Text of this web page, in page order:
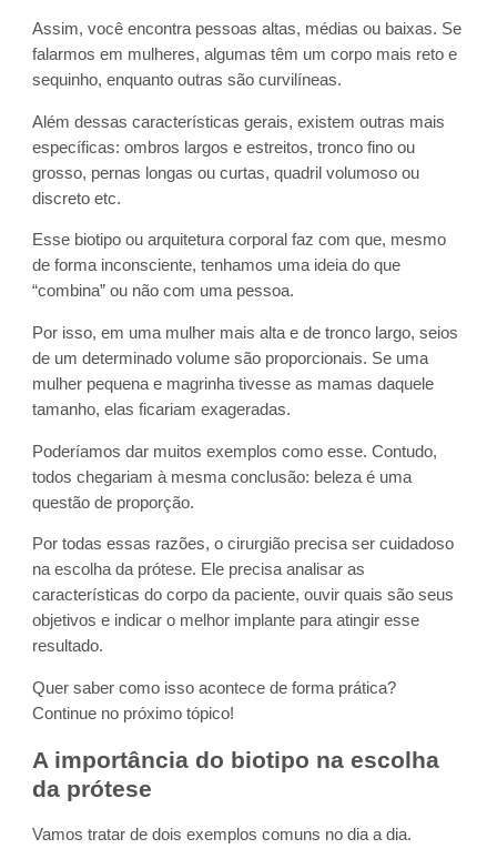
Assim, você encontra pessoas altas, médias ou baixas. Se
falarmos em mulheres, algumas têm um corpo mais reto e
sequinho, enquanto outras são curvilíneas.
Além dessas características gerais, existem outras mais
específicas: ombros largos e estreitos, tronco fino ou
grosso, pernas longas ou curtas, quadril volumoso ou
discreto etc.
Esse biotipo ou arquitetura corporal faz com que, mesmo
de forma inconsciente, tenhamos uma ideia do que
“combina” ou não com uma pessoa.
Por isso, em uma mulher mais alta e de tronco largo, seios
de um determinado volume são proporcionais. Se uma
mulher pequena e magrinha tivesse as mamas daquele
tamanho, elas ficariam exageradas.
Poderíamos dar muitos exemplos como esse. Contudo,
todos chegariam à mesma conclusão: beleza é uma
questão de proporção.
Por todas essas razões, o cirurgião precisa ser cuidadoso
na escolha da prótese. Ele precisa analisar as
características do corpo da paciente, ouvir quais são seus
objetivos e indicar o melhor implante para atingir esse
resultado.
Quer saber como isso acontece de forma prática?
Continue no próximo tópico!
A importância do biotipo na escolha
da prótese
Vamos tratar de dois exemplos comuns no dia a dia.